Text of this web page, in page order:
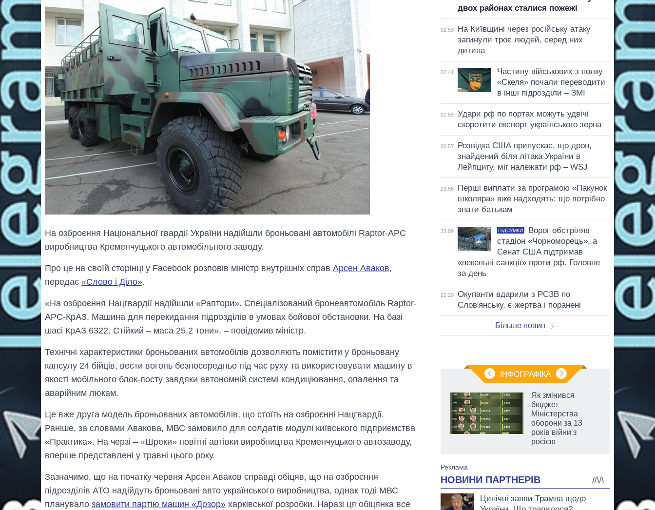
На озброєння Національної гвардії України надійшли броньовані автомобілі Raptor-АРС
виробництва Кременчуцького автомобільного заводу.
Про це на своїй сторінці у Facebook розповів міністр внутрішніх справ Арсен Аваков,
передає «Слово і Діло».
«На озброєння Нацгвардії надійшли «Раптори». Спеціалізований бронеавтомобіль Raptor-
АРС-КрАЗ. Машина для перекидання підрозділів в умовах бойової обстановки. На базі
шасі КрАЗ 6322. Стійкий – маса 25,2 тони», – повідомив міністр.
Технічні характеристики броньованих автомобілів дозволяють помістити у броньовану
капсулу 24 бійців, вести вогонь безпосередньо під час руху та використовувати машину в
якості мобільного блок-посту завдяки автономній системі кондиціювання, опалення та
аварійним люкам.
Це вже друга модель броньованих автомобілів, що стоїть на озброєнні Нацгвардії.
Раніше, за словами Авакова, МВС замовило для солдатів модулі київського підприємства
«Практика». На черзі – «Шреки» новітні автівки виробництва Кременчуцького автозаводу,
вперше представлені у травні цього року.
Зазначимо, що на початку червня Арсен Аваков справді обіцяв, що на озброєння
підрозділів АТО надійдуть броньовані авто українського виробництва, однак тоді МВС
планувало замовити партію машин «Дозор» харківської розробки. Наразі ця обіцянка все
двох районах сталися пожежі
02:53
На Київщині через російську атаку
загинули троє людей, серед них
дитина
02:41
Частину військових з полку
«Скеля» почали переводити
в інші підрозділи – ЗМІ
01:59
Удари рф по портах можуть удвічі
скоротити експорт українського зерна
00:57
Розвідка США припускає, що дрон,
знайдений біля літака України в
Лейпцигу, міг належати рф – WSJ
23:56
Перші виплати за програмою «Пакунок
школяра» вже надходять: що потрібно
знати батькам
23:09 ПІДСУМКИ
Ворог обстріляв
стадіон «Чорноморець», а
Сенат США підтримав
«пекельні санкції» проти рф. Головне
за день
22:29
Окупанти вдарили з РСЗВ по
Слов'янську, є жертва і поранені
Більше новин
ІНФОГРАФІКА
чипи за останні
роки і що
прогнозують на
2027-й
Як змінився
бюджет
Міністерства
оборони за 13
років війни з
росією